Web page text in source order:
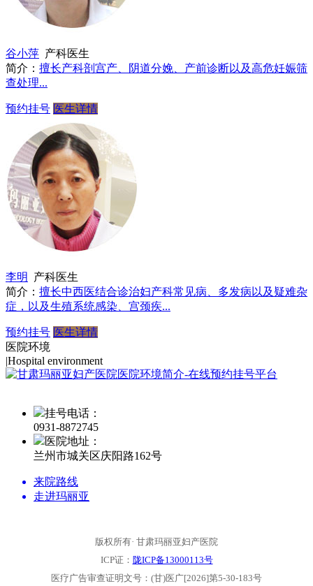
谷小萍 产科医生
简介： 擅长产科剖宫产、阴道分娩、产前诊断以及高危妊娠筛
查处理...
预约挂号 医生详情
李明
产科医生
简介： 擅长中西医结合诊治妇产科常见病、多发病以及疑难杂
症，以及生殖系统感染、宫颈疾...
预约挂号 医生详情
医院环境
|Hospital environment
挂号电话：
0931-8872745
医院地址：
兰州市城关区庆阳路162号
来院路线
走进玛丽亚
版权所有· 甘肃玛丽亚妇产医院
ICP证： 陇ICP备13000113号
医疗广告审查证明文号：(甘)医广[2026]第5-30-183号